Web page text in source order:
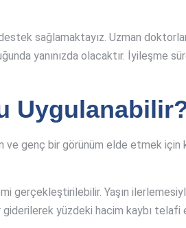
sağlamaktayız. Uzman
yanınızda olacaktır. İyileşme
genç bir görünüm elde etmek
Yaşın
yüzdeki hacim kaybı telafi